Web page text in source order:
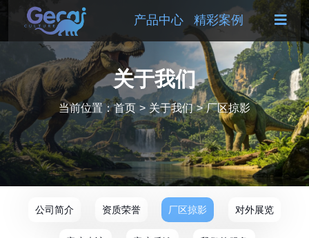
产品中心 精彩案例
关于我们
当前位置：首页 > 关于我们 > 厂区掠影
公司简介 资质荣誉 厂区掠影 对外展览